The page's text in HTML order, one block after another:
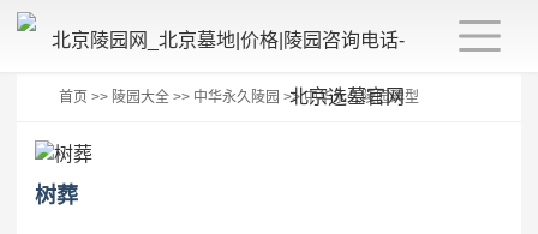
首页 >> 陵园大全 >> 中华永久陵园 >>中华永久陵园碑型
树葬